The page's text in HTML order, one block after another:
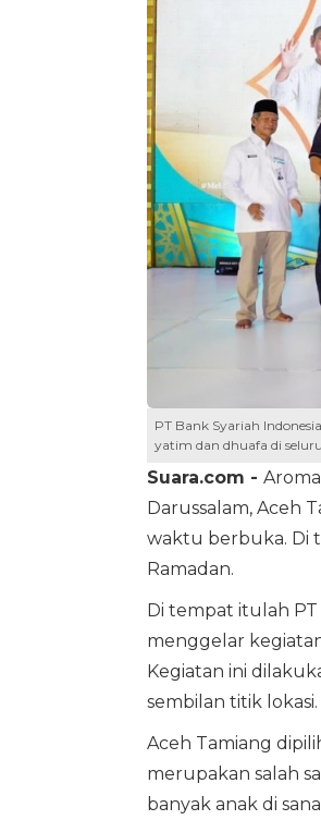
PT Bank Syariah
yatim dan dhuafa di
Suara.com -
Darussalam, Aceh
waktu berbuka. Di
Ramadan.
Di tempat itulah PT
menggelar
Kegiatan ini
sembilan titik lokasi.
Aceh Tamiang
merupakan salah
banyak anak di